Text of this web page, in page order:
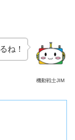
機動戦士JIM
ね！